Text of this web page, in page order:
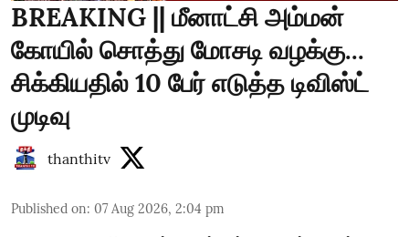
BREAKING || மீனாட்சி அம்மன்
கோயில் சொத்து மோசடி வழக்கு...
சிக்கியதில் 10 பேர் எடுத்த டிவிஸ்ட்
முடிவு
thanthitv
Published on: 07 Aug 2026, 2:04 pm